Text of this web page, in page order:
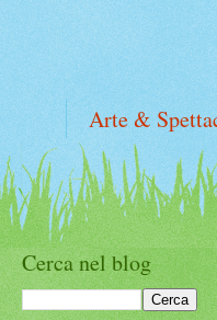
Arte &
Cerca nel blog